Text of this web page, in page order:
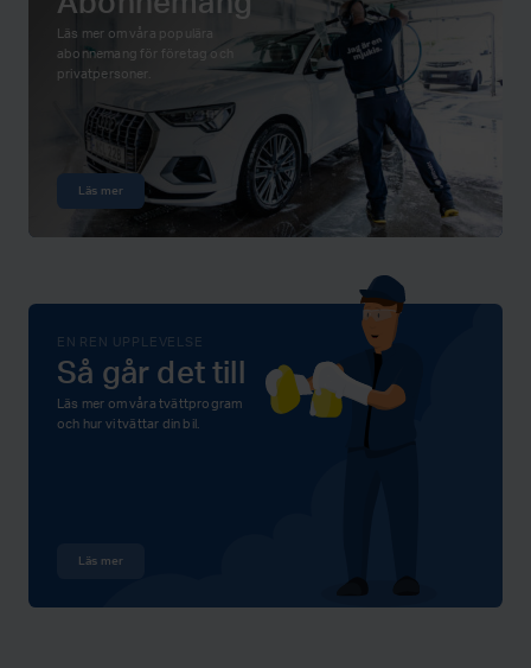
Läs mer om våra populära
abonnemang för företag och
privatpersoner.
Läs mer
EN REN UPPLEVELSE
Så går det till
Läs mer om våra tvättprogram
och hur vi tvättar din bil.
Läs mer